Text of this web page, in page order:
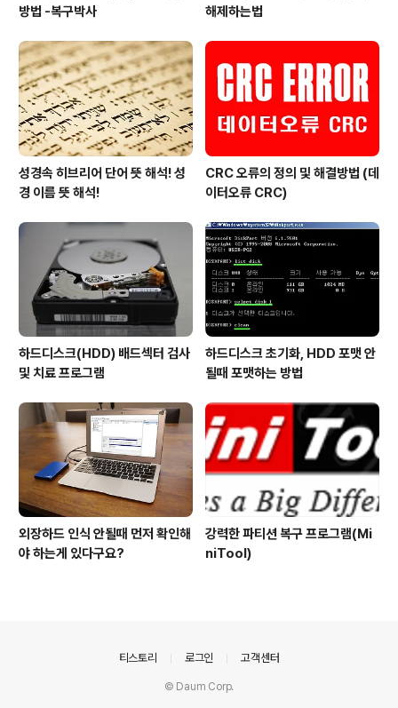
방법 -복구박사
해제하는법
성경속 히브리어 단어 뜻 해석! 성
경 이름 뜻 해석!
CRC 오류의 정의 및 해결방법 (데
이터오류 CRC)
하드디스크(HDD) 배드섹터 검사
및 치료 프로그램
하드디스크 초기화, HDD 포맷 안
될때 포맷하는 방법
외장하드 인식 안될때 먼저 확인해
야 하는게 있다구요?
강력한 파티션 복구 프로그램(Mi
niTool)
티스토리 로그인 고객센터
© Daum Corp.